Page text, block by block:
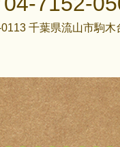
千葉県流山市駒木